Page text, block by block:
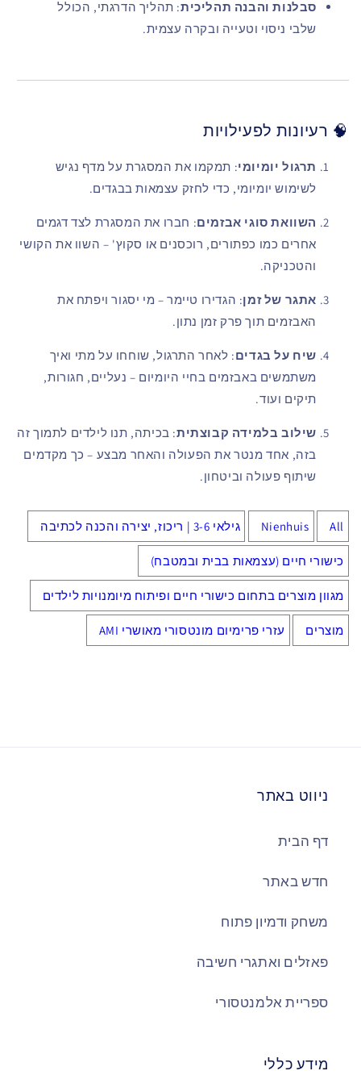
סבלנות והבנה תהליכית: תהליך הדרגתי, הכולל
שלבי ניסוי וטעייה ובקרה עצמית.
🧠 רעיונות לפעילויות
תרגול יומיומי: תמקמו את המסגרת על מדף נגיש
לשימוש יומיומי, כדי לחזק עצמאות בבגדים.
השוואת סוגי אבזמים: חברו את המסגרת לצד דגמים
אחרים כמו כפתורים, רוכסנים או סקוץ' – השוו את הקושי
והטכניקה.
אתגר של זמן: הגדירו טיימר – מי יסגור ויפתח את
האבזמים תוך פרק זמן נתון.
שיח על בגדים: לאחר התרגול, שוחחו על מתי ואיך
משתמשים באבזמים בחיי היומיום – נעליים, חגורות,
תיקים ועוד.
שילוב בלמידה קבוצתית: בכיתה, תנו לילדים לתמוך זה
בזה, אחד מנטר את הפעולה והאחר מבצע – כך מקדמים
שיתוף פעולה וביטחון.
All
Nienhuis גילאי 3-6 | ריכוז, יצירה והכנה לכתיבה
כישורי חיים (עצמאות בבית ובמטבח)
מגוון מוצרים בתחום כישורי חיים ופיתוח מיומנויות לילדים
מוצרים עזרי פרימיום מונטסורי מאושרי AMI
ניווט באתר
דף הבית
חדש באתר
משחק ודמיון פתוח
פאזלים ואתגרי חשיבה
ספריית אלמנטסורי
מידע כללי